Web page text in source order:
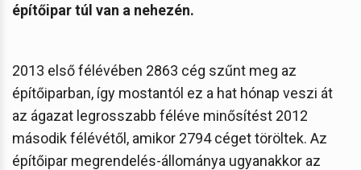
építőipar túl van a nehezén.
2013 első félévében 2863 cég szűnt meg az
építőiparban, így mostantól ez a hat hónap veszi át
az ágazat legrosszabb féléve minősítést 2012
második félévétől, amikor 2794 céget töröltek. Az
építőipar megrendelés-állománya ugyanakkor az